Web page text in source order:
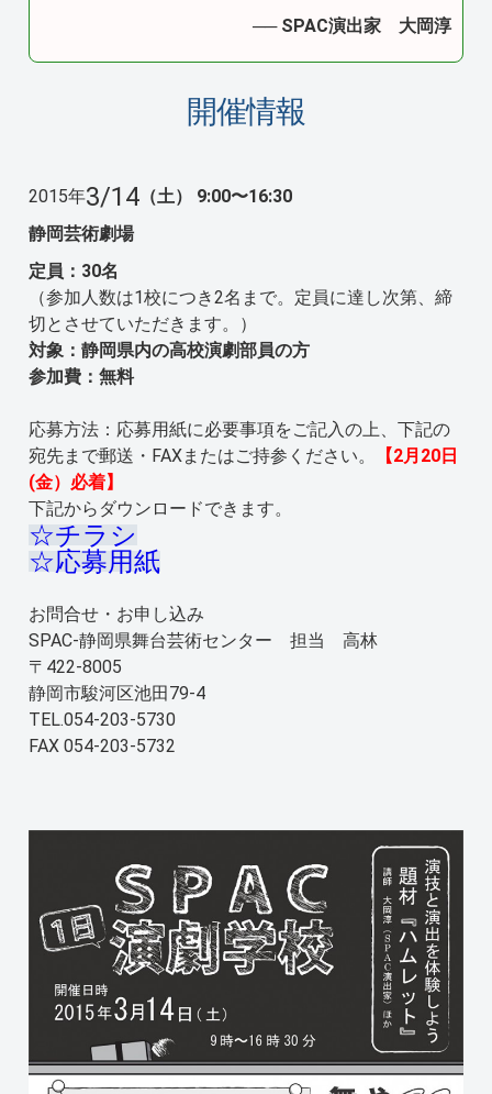
── SPAC演出家 大岡淳
開催情報
2015年3/14（土） 9:00〜16:30
静岡芸術劇場
定員：30名
（参加人数は1校につき2名まで。定員に達し次第、締
切とさせていただきます。）
対象：静岡県内の高校演劇部員の方
参加費：無料
応募方法：応募用紙に必要事項をご記入の上、下記の
宛先まで郵送・FAXまたはご持参ください。
【2月20日
(金）必着】
下記からダウンロードできます。
☆チラシ
☆応募用紙
お問合せ・お申し込み
SPAC-静岡県舞台芸術センター 担当 高林
〒422-8005
静岡市駿河区池田79-4
TEL.054-203-5730
FAX 054-203-5732